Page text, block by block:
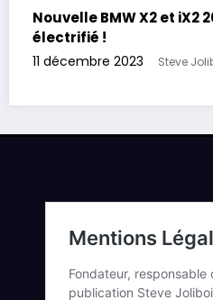
Nouvelle BMW X2 et iX2
électrifié !
11 décembre 2023 Steve